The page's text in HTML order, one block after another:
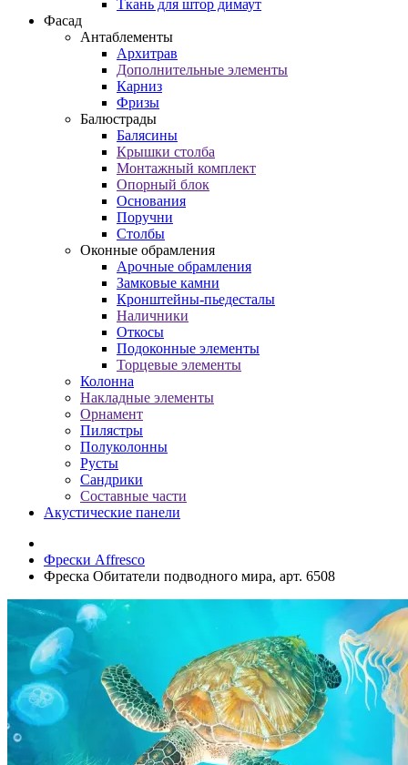
Ткань для штор димаут
Фасад
Антаблементы
Архитрав
Дополнительные элементы
Карниз
Фризы
Балюстрады
Балясины
Крышки столба
Монтажный комплект
Опорный блок
Основания
Поручни
Столбы
Оконные обрамления
Арочные обрамления
Замковые камни
Кронштейны-пьедесталы
Наличники
Откосы
Подоконные элементы
Торцевые элементы
Колонна
Накладные элементы
Орнамент
Пилястры
Полуколонны
Русты
Сандрики
Составные части
Акустические панели
Фрески Affresco
Фреска Обитатели подводного мира, арт. 6508